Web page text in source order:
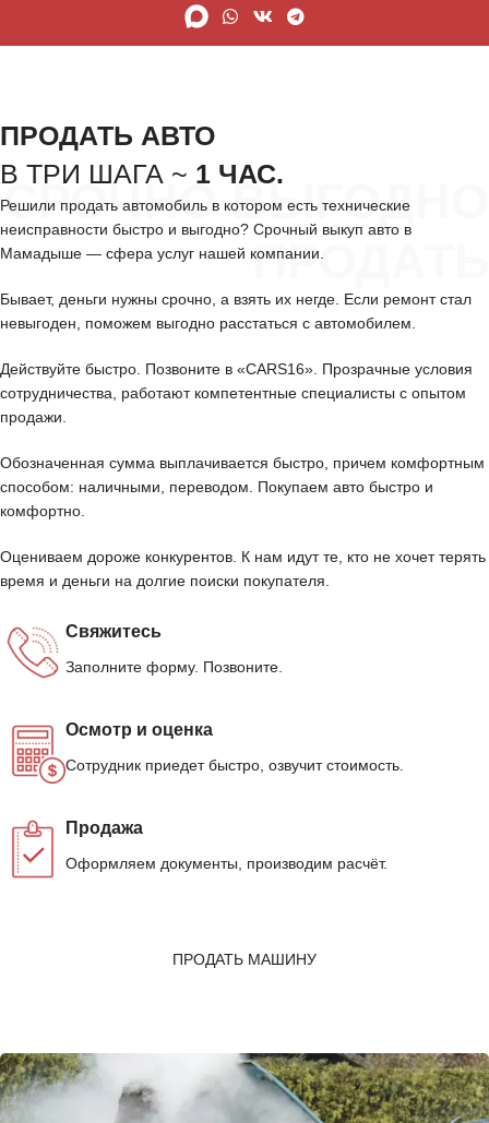
СРОЧНО ВЫГОДНО
ПРОДАТЬ
ПРОДАТЬ АВТО
В ТРИ ШАГА ~ 1 ЧАС.
Решили продать автомобиль в котором есть технические
неисправности быстро и выгодно? Срочный выкуп авто в
Мамадыше — сфера услуг нашей компании.
Бывает, деньги нужны срочно, а взять их негде. Если ремонт стал
невыгоден, поможем выгодно расстаться с автомобилем.
Действуйте быстро. Позвоните в «CARS16». Прозрачные условия
сотрудничества, работают компетентные специалисты с опытом
продажи.
Обозначенная сумма выплачивается быстро, причем комфортным
способом: наличными, переводом. Покупаем авто быстро и
комфортно.
Оцениваем дороже конкурентов. К нам идут те, кто не хочет терять
время и деньги на долгие поиски покупателя.
Свяжитесь
Заполните форму. Позвоните.
Осмотр и оценка
Сотрудник приедет быстро, озвучит стоимость.
Продажа
Оформляем документы, производим расчёт.
ПРОДАТЬ МАШИНУ